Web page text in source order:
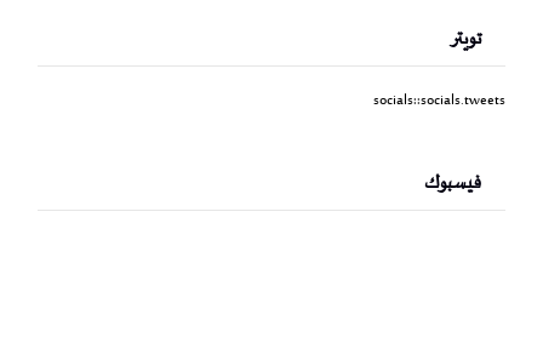
تويتر
socials::socials.tweets
فيسبوك